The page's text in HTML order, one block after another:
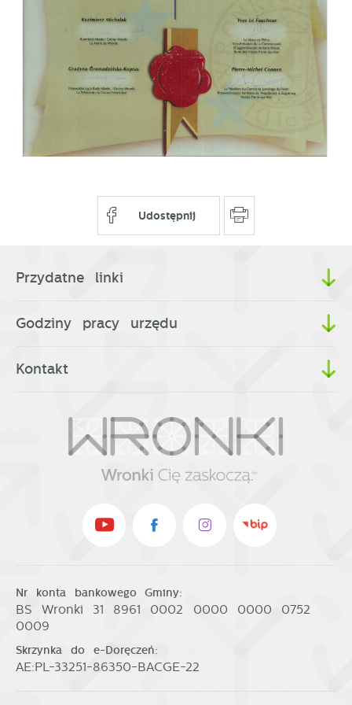
Udostępnij
Przydatne linki
Godziny pracy urzędu
Kontakt
Nr konta bankowego Gminy:
BS Wronki 31 8961 0002 0000 0000 0752
0009
Skrzynka do e-Doręczeń:
AE:PL-33251-86350-BACGE-22
mogą pojawić się na stronach podmiotów trzecich
lub firm będących naszymi partnerami oraz innych
dostawców usług. Firmy te działają w charakterze
pośredników prezentujących nasze treści w postaci
wiadomości, ofert, komunikatów mediów
społecznościowych.